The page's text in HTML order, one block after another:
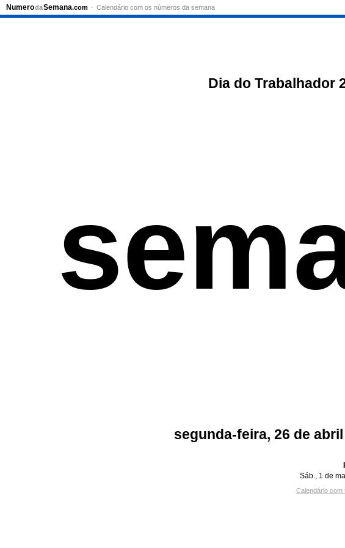
Dia do Trabalhador
segunda-feira, 26 de
Sáb., 1 de
Calendário com
NumerodaSemana.com Calendário com os números da semana